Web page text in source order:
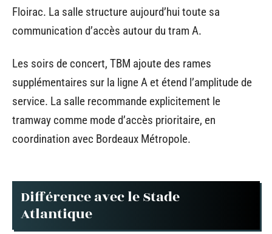
Floirac. La salle structure aujourd’hui toute sa
communication d’accès autour du tram A.
Les soirs de concert, TBM ajoute des rames
supplémentaires sur la ligne A et étend l’amplitude de
service. La salle recommande explicitement le
tramway comme mode d’accès prioritaire, en
coordination avec Bordeaux Métropole.
Différence avec le Stade
Atlantique